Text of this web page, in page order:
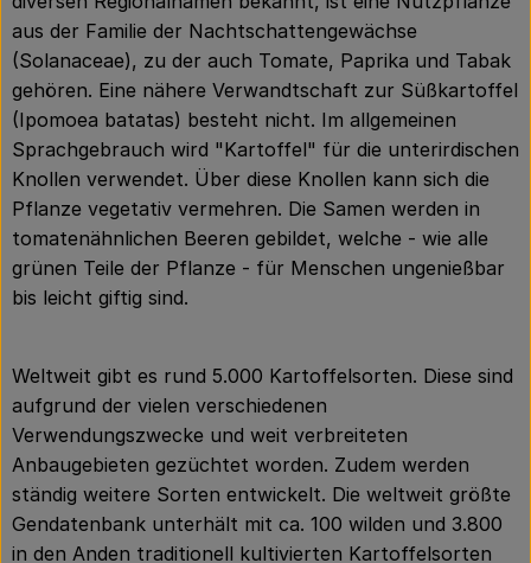
aus der Familie der Nachtschattengewächse
(Solanaceae), zu der auch Tomate, Paprika und Tabak
gehören. Eine nähere Verwandtschaft zur Süßkartoffel
(Ipomoea batatas) besteht nicht. Im allgemeinen
Sprachgebrauch wird "Kartoffel" für die unterirdischen
Knollen verwendet. Über diese Knollen kann sich die
Pflanze vegetativ vermehren. Die Samen werden in
tomatenähnlichen Beeren gebildet, welche - wie alle
grünen Teile der Pflanze - für Menschen ungenießbar
bis leicht giftig sind.
Weltweit gibt es rund 5.000 Kartoffelsorten. Diese sind
aufgrund der vielen verschiedenen
Verwendungszwecke und weit verbreiteten
Anbaugebieten gezüchtet worden. Zudem werden
ständig weitere Sorten entwickelt. Die weltweit größte
Gendatenbank unterhält mit ca. 100 wilden und 3.800
in den Anden traditionell kultivierten Kartoffelsorten